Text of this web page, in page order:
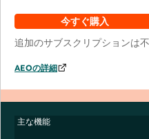
今すぐ購入
追加のサブスクリプションは不
AEOの詳細
主な機能